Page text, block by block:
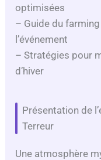
optimisées
– Guide du
l’événement
– Stratégies pour
d’hiver
Présentation de
Terreur
Une atmosphère